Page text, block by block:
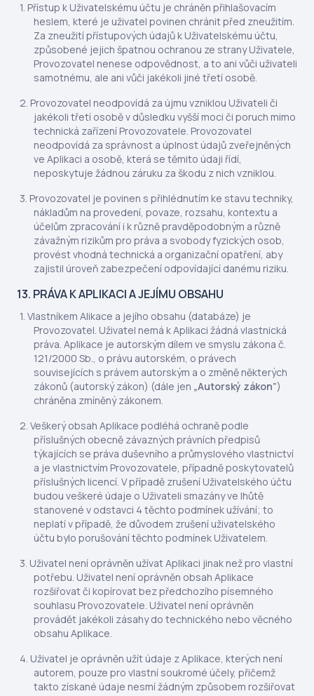
Přístup k Uživatelskému účtu je chráněn přihlašovacím
heslem, které je uživatel povinen chránit před zneužitím.
Za zneužití přístupových údajů k Uživatelskému účtu,
způsobené jejich špatnou ochranou ze strany Uživatele,
Provozovatel nenese odpovědnost, a to ani vůči uživateli
samotnému, ale ani vůči jakékoli jiné třetí osobě.
Provozovatel neodpovídá za újmu vzniklou Uživateli či
jakékoli třetí osobě v důsledku vyšší moci či poruch mimo
technická zařízení Provozovatele. Provozovatel
neodpovídá za správnost a úplnost údajů zveřejněných
ve Aplikaci a osobě, která se těmito údaji řídí,
neposkytuje žádnou záruku za škodu z nich vzniklou.
Provozovatel je povinen s přihlédnutím ke stavu techniky,
nákladům na provedení, povaze, rozsahu, kontextu a
účelům zpracování i k různě pravděpodobným a různě
závažným rizikům pro práva a svobody fyzických osob,
provést vhodná technická a organizační opatření, aby
zajistil úroveň zabezpečení odpovídající danému riziku.
13. PRÁVA K APLIKACI A JEJÍMU OBSAHU
Vlastníkem Alikace a jejího obsahu (databáze) je
Provozovatel. Uživatel nemá k Aplikaci žádná vlastnická
práva. Aplikace je autorským dílem ve smyslu zákona č.
121/2000 Sb., o právu autorském, o právech
souvisejících s právem autorským a o změně některých
zákonů (autorský zákon) (dále jen „Autorský zákon”)
chráněna zmíněný zákonem.
Veškerý obsah Aplikace podléhá ochraně podle
příslušných obecně závazných právních předpisů
týkajících se práva duševního a průmyslového vlastnictví
a je vlastnictvím Provozovatele, případně poskytovatelů
příslušných licencí. V případě zrušení Uživatelského účtu
budou veškeré údaje o Uživateli smazány ve lhůtě
stanovené v odstavci 4 těchto podmínek užívání; to
neplatí v případě, že důvodem zrušení uživatelského
účtu bylo porušování těchto podmínek Uživatelem.
Uživatel není oprávněn užívat Aplikaci jinak než pro vlastní
potřebu. Uživatel není oprávněn obsah Aplikace
rozšiřovat či kopírovat bez předchozího písemného
souhlasu Provozovatele. Uživatel není oprávněn
provádět jakékoli zásahy do technického nebo věcného
obsahu Aplikace.
Uživatel je oprávněn užít údaje z Aplikace, kterých není
autorem, pouze pro vlastní soukromé účely, přičemž
takto získané údaje nesmí žádným způsobem rozšiřovat